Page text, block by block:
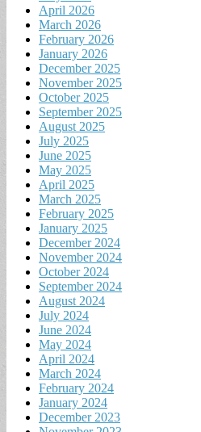
April 2026
March 2026
February 2026
January 2026
December 2025
November 2025
October 2025
September 2025
August 2025
July 2025
June 2025
May 2025
April 2025
March 2025
February 2025
January 2025
December 2024
November 2024
October 2024
September 2024
August 2024
July 2024
June 2024
May 2024
April 2024
March 2024
February 2024
January 2024
December 2023